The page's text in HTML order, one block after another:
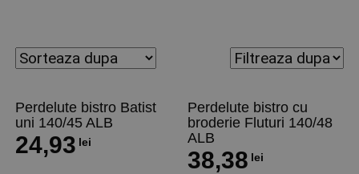
Perdelute bistro Batist
uni 140/45 ALB
24,93 lei
Perdelute bistro cu
broderie Fluturi 140/48
ALB
38,38 lei